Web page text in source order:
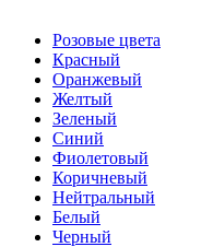
Розовые цвета
Красный
Оранжевый
Желтый
Зеленый
Синий
Фиолетовый
Коричневый
Нейтральный
Белый
Черный